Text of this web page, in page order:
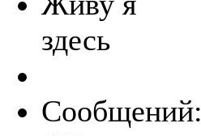
здесь
Сообщений: